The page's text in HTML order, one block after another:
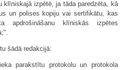
klīniskajā izpētē, ja tāda paredzēta, kā
un polises kopiju vai sertifikātu, kas
apdrošināšanu klīniskās izpētes
šādā redakcijā:
parakstītu protokolu un protokola